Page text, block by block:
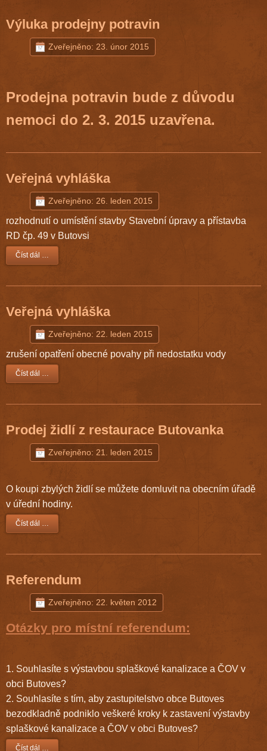
Výluka prodejny potravin
Zveřejněno: 23. únor 2015
Prodejna potravin bude z důvodu
nemoci do 2. 3. 2015 uzavřena.
Veřejná vyhláška
Zveřejněno: 26. leden 2015
rozhodnutí o umístění stavby Stavební úpravy a přístavba
RD čp. 49 v Butovsi
Číst dál …
Veřejná vyhláška
Zveřejněno: 22. leden 2015
zrušení opatření obecné povahy při nedostatku vody
Číst dál …
Prodej židlí z restaurace Butovanka
Zveřejněno: 21. leden 2015
O koupi zbylých židlí se můžete domluvit na obecním úřadě
v úřední hodiny.
Číst dál …
Referendum
Zveřejněno: 22. květen 2012
Otázky pro místní referendum:
1. Souhlasíte s výstavbou splaškové kanalizace a ČOV v
obci Butoves?
2. Souhlasíte s tím, aby zastupitelstvo obce Butoves
bezodkladně podniklo veškeré kroky k zastavení výstavby
splaškové kanalizace a ČOV v obci Butoves?
Číst dál …